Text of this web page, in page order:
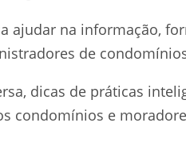
ajudar na informação,
de
dicas de práticas
condomínios e